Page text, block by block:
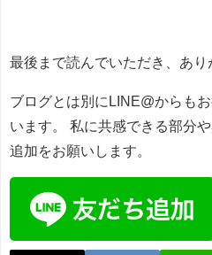
最後まで読んでいただき、あり
ブログとは別にLINE@からも
います。
私に共感できる部分
追加をお願いします。